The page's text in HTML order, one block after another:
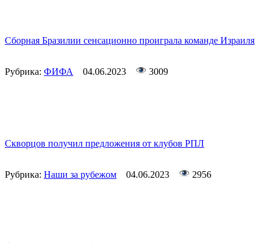
Сборная Бразилии сенсационно проиграла команде Израиля
Рубрика: ФИФА 04.06.2023 3009
Скворцов получил предложения от клубов РПЛ
Рубрика: Наши за рубежом 04.06.2023 2956